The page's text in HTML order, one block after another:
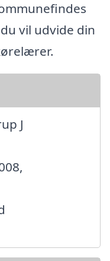
vil udvide din
J